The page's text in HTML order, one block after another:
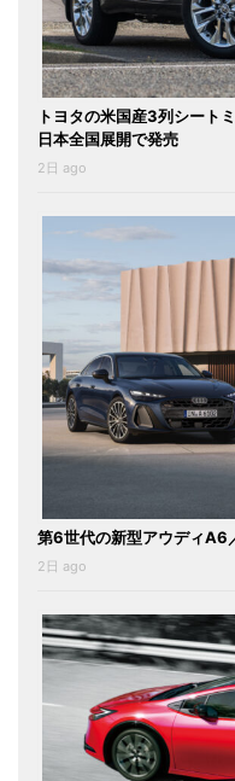
トヨタの米国産3列シート
日本全国展開で発売
2日 ago
第6世代の新型アウディA6
2日 ago